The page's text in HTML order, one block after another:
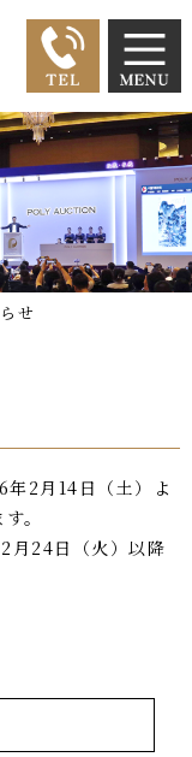
せ
2月14日（土）よ
。
月24日（火）以降